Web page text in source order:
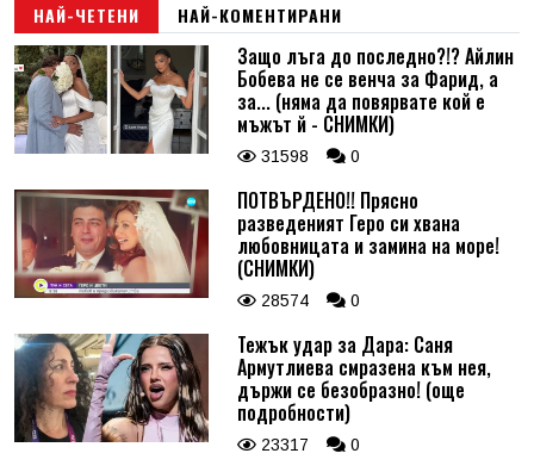
НАЙ-ЧЕТЕНИ НАЙ-КОМЕНТИРАНИ
Защо лъга до последно?!? Айлин
Бобева не се венча за Фарид, а
за... (няма да повярвате кой е
мъжът й - СНИМКИ)
31598 0
ПОТВЪРДЕНО!! Прясно
разведеният Геро си хвана
любовницата и замина на море!
(СНИМКИ)
28574 0
Тежък удар за Дара: Саня
Армутлиева смразена към нея,
държи се безобразно! (още
подробности)
23317 0